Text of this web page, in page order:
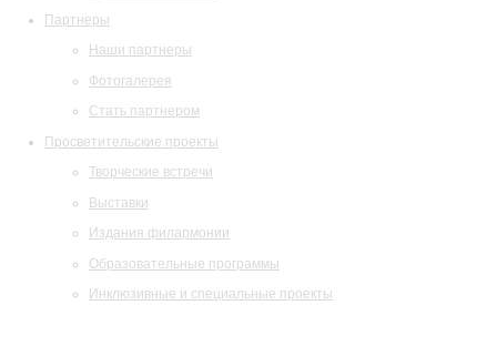
Партнеры
Наши партнеры
Фотогалерея
Стать партнером
Просветительские проекты
Творческие встречи
Выставки
Издания филармонии
Образовательные программы
Инклюзивные и специальные проекты